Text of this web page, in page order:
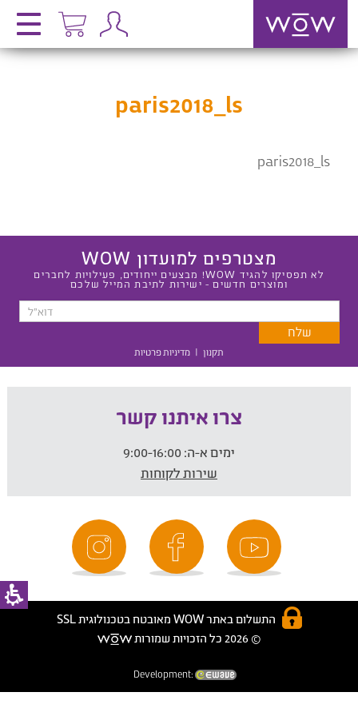
paris2018_ls
paris2018_ls
מצטרפים למועדון WOW
לא תפסיקו להגיד WOW! מבצעים ייחודים, פעילויות לחברים
ומוצרים חדשים - ישירות לתיבת המייל שלכם
תקנון | מדיניות פרטיות
צרו איתנו קשר
ימים א-ה:
שירות לקוחות
התשלום באתר WOW מאובטח בטכנולוגית SSL
© 2026 כל הזכויות שמורות
Development: